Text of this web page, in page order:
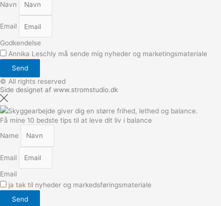
Navn
Email
Godkendelse
Annika Leschly må sende mig nyheder og marketingsmateriale
Send
© All rights reserved
Side designet af www.stromstudio.dk
Få mine 10 bedste tips til at leve dit liv i balance
Name
Email
Email
ja tak til nyheder og markedsføringsmateriale
Send